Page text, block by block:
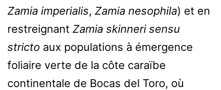
Zamia imperialis, Zamia nesophila) et en
restreignant Zamia skinneri sensu
stricto aux populations à émergence
foliaire verte de la côte caraïbe
continentale de Bocas del Toro, où